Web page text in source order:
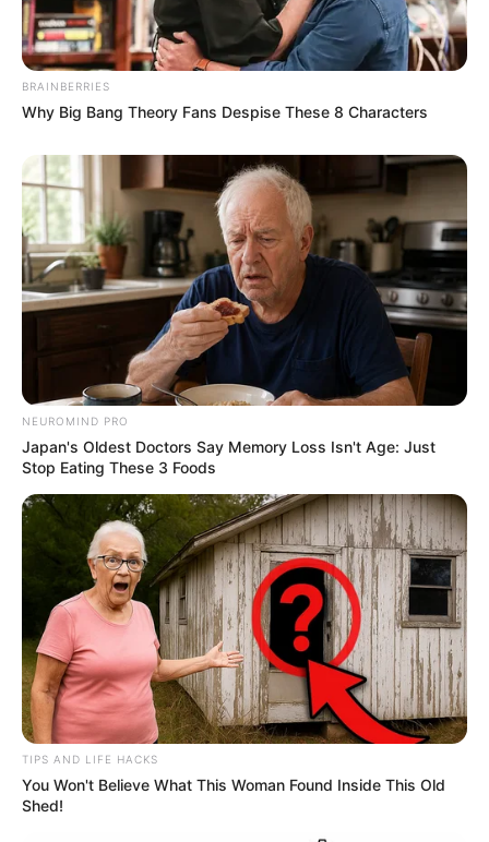
BRAINBERRIES
Why Big Bang Theory Fans Despise These 8 Characters
NEUROMIND PRO
Japan's Oldest Doctors Say Memory Loss Isn't Age: Just
Stop Eating These 3 Foods
TIPS AND LIFE HACKS
You Won't Believe What This Woman Found Inside This Old
Shed!